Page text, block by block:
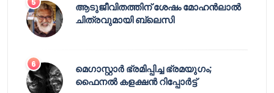
ആടുജീവിതത്തിന് ശേഷം മോഹൻലാൽ
ചിത്രവുമായി ബ്ലെസി
മെഗാസ്റ്റാർ ഭ്രമിപ്പിച്ച ഭ്രമയുഗം;
ഫൈനൽ കളക്ഷൻ റിപ്പോർട്ട്